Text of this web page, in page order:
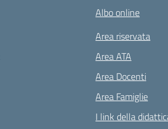
Albo online
Area riservata
Area ATA
Area Docenti
Area Famiglie
I link della